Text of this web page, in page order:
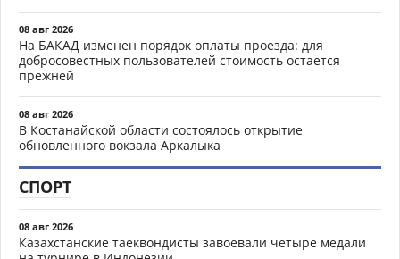
08 авг 2026
На БАКАД изменен порядок оплаты проезда: для
добросовестных пользователей стоимость остается
прежней
08 авг 2026
В Костанайской области состоялось открытие
обновленного вокзала Аркалыка
СПОРТ
08 авг 2026
Казахстанские таеквондисты завоевали четыре медали